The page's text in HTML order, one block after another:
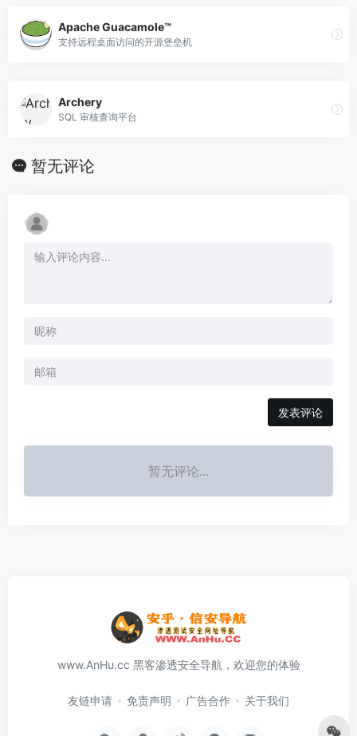
Apache Guacamole™
支持远程桌面访问的开源堡垒机
Archery
SQL 审核查询平台
暂无评论
发表评论
暂无评论...
www.AnHu.cc 黑客渗透安全导航，欢迎您的体验
友链申请 免责声明 广告合作 关于我们